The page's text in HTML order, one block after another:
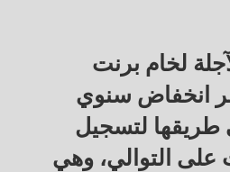
لخام برنت
أكبر انخفاض سنوي
2020 ، في طريقها لتسجيل
على التوالي، وهي